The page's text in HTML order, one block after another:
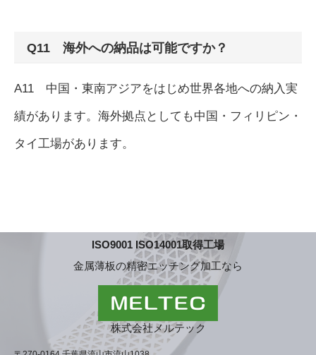
Q11 海外への納品は可能ですか？
A11 中国・東南アジアをはじめ世界各地への納入実
績があります。海外拠点としても中国・フィリピン・
タイ工場があります。
ISO9001 ISO14001取得工場
金属薄板の精密エッチング加工なら
株式会社メルテック